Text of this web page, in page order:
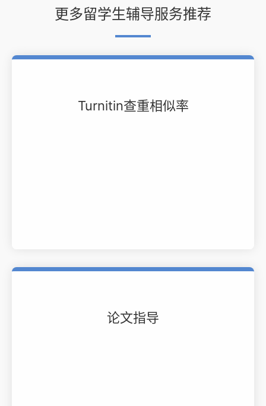
更多留学生辅导服务推荐
Turnitin查重相似率
论文指导